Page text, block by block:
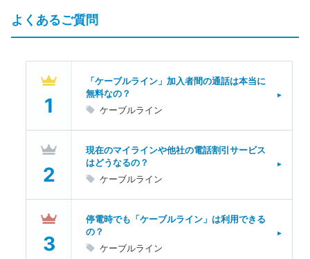
よくあるご質問
「ケーブルライン」加入者間の通話は本当に
無料なの？
ケーブルライン
現在のマイラインや他社の電話割引サービス
はどうなるの？
ケーブルライン
停電時でも「ケーブルライン」は利用できる
の？
ケーブルライン